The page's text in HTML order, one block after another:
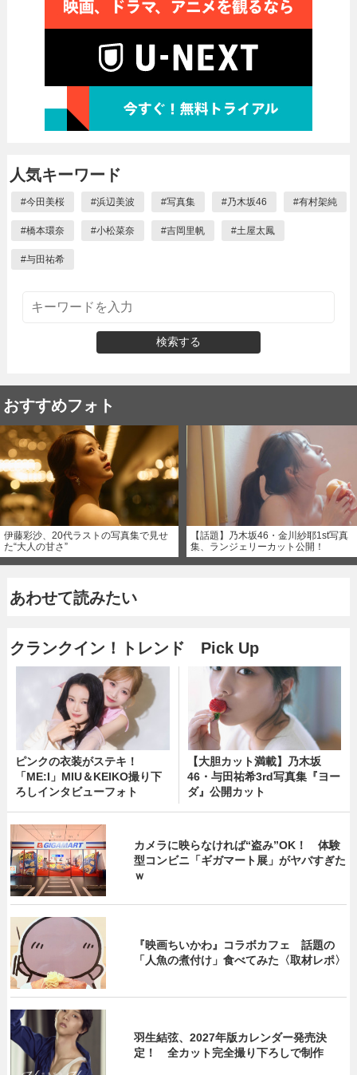
人気キーワード
#今田美桜 #浜辺美波 #写真集 #乃木坂46 #有村架純
#橋本環奈 #小松菜奈 #吉岡里帆 #土屋太鳳
#与田祐希
検索する
おすすめフォト
伊藤彩沙、20代ラストの写真集で見せ
た“大人の甘さ”
【話題】乃木坂46・金川紗耶1st写真
集、ランジェリーカット公開！
あわせて読みたい
クランクイン！トレンド Pick Up
ピンクの衣装がステキ！
「ME:I」MIU＆KEIKO撮り下
ろしインタビューフォト
【大胆カット満載】乃木坂
46・与田祐希3rd写真集『ヨー
ダ』公開カット
カメラに映らなければ“盗み”OK！ 体験
型コンビニ「ギガマート展」がヤバすぎた
ｗ
『映画ちいかわ』コラボカフェ 話題の
「人魚の煮付け」食べてみた〈取材レポ〉
羽生結弦、2027年版カレンダー発売決
定！ 全カット完全撮り下ろしで制作